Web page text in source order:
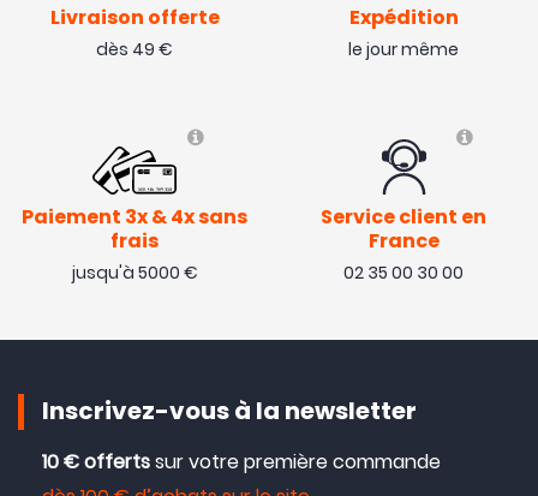
Livraison offerte
dès 49 €
Expédition
le jour même
Paiement 3x & 4x sans
frais
jusqu'à 5000 €
Service client en
France
02 35 00 30 00
Inscrivez-vous à la newsletter
10 € offertssur votre première commande